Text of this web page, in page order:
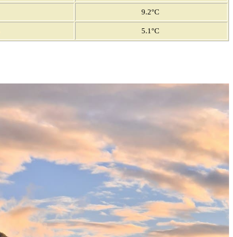
9.2°C
5.1°C